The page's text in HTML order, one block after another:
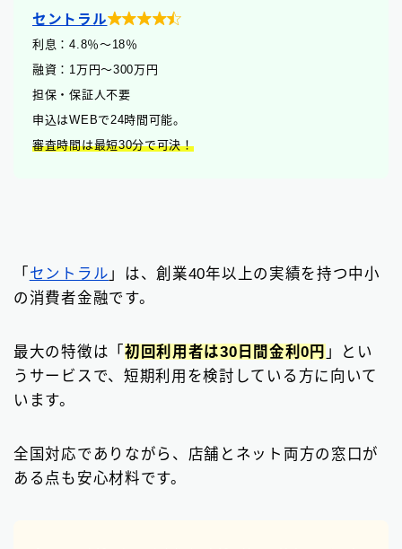
セントラル
利息：4.8％〜18％
融資：1万円〜300万円
担保・保証人不要
申込はWEBで24時間可能。
審査時間は最短30分で可決！
「 セントラル 」は、創業40年以上の実績を持つ中小
の消費者金融です。
最大の特徴は「 初回利用者は30日間金利0円 」とい
うサービスで、短期利用を検討している方に向いて
います。
全国対応でありながら、店舗とネット両方の窓口が
ある点も安心材料です。